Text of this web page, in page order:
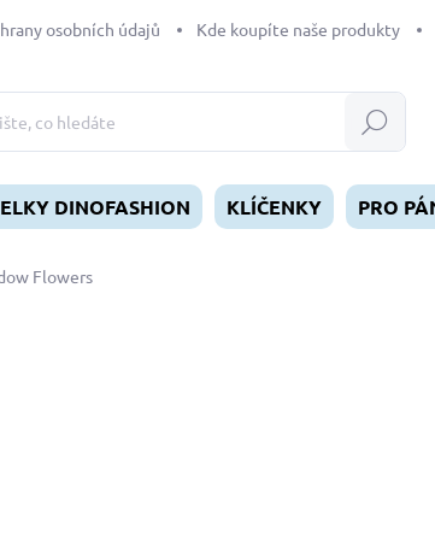
osobních údajů Kde koupíte naše produkty
Hledat
DINOFASHION KLÍČENKY PRO
Flowers